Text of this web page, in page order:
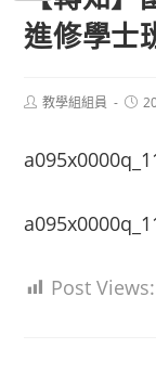
進修學士
Post教學組組員
Post
Post Views: